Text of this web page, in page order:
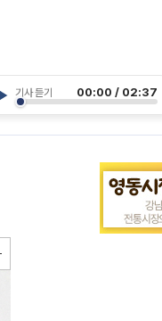
기사 듣기 00:00 / 02:37